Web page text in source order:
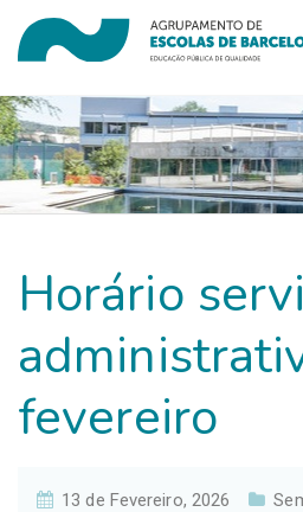
Horário
fevereiro
13 de Fevereiro, 2026